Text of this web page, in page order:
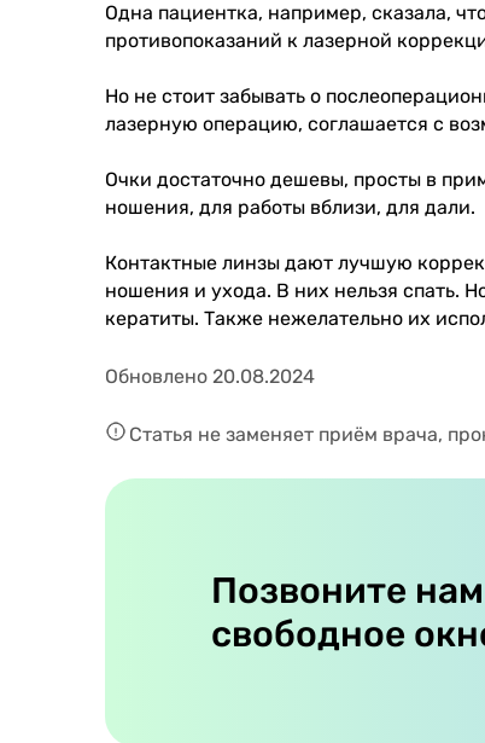
Одна пациентка, например, сказала,
противопоказаний к лазерной
Но не стоит забывать о
лазерную операцию, соглашается с
Очки достаточно дешевы, просты в
ношения, для работы вблизи, для дали.
Контактные линзы дают лучшую
ношения и ухода. В них нельзя спать.
кератиты. Также нежелательно их
Обновлено 20.08.2024
Статья не заменяет приём врача,
Позвоните
свободное